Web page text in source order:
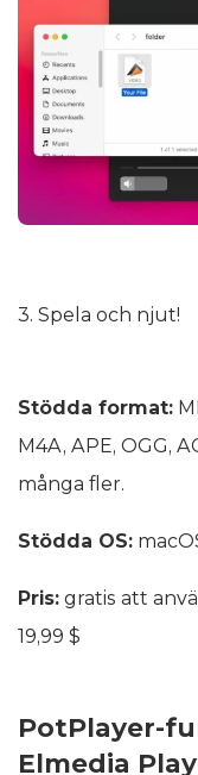
3. Spela och njut!
Stödda format:
M4A, APE, OGG,
många fler.
Stödda OS:
Pris: gratis att
19,99 $
PotPlayer-
Elmedia